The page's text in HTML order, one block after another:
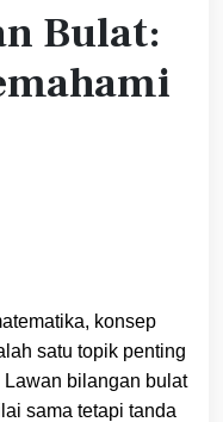
Bulat:
konsep
satu topik penting
bilangan bulat
sama tetapi tanda